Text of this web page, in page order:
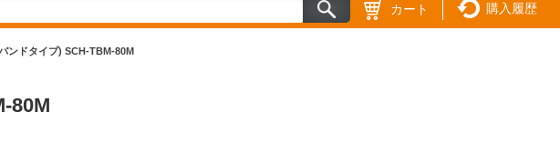
カート 購入履歴
ンドタイプ) SCH-TBM-80M
80M